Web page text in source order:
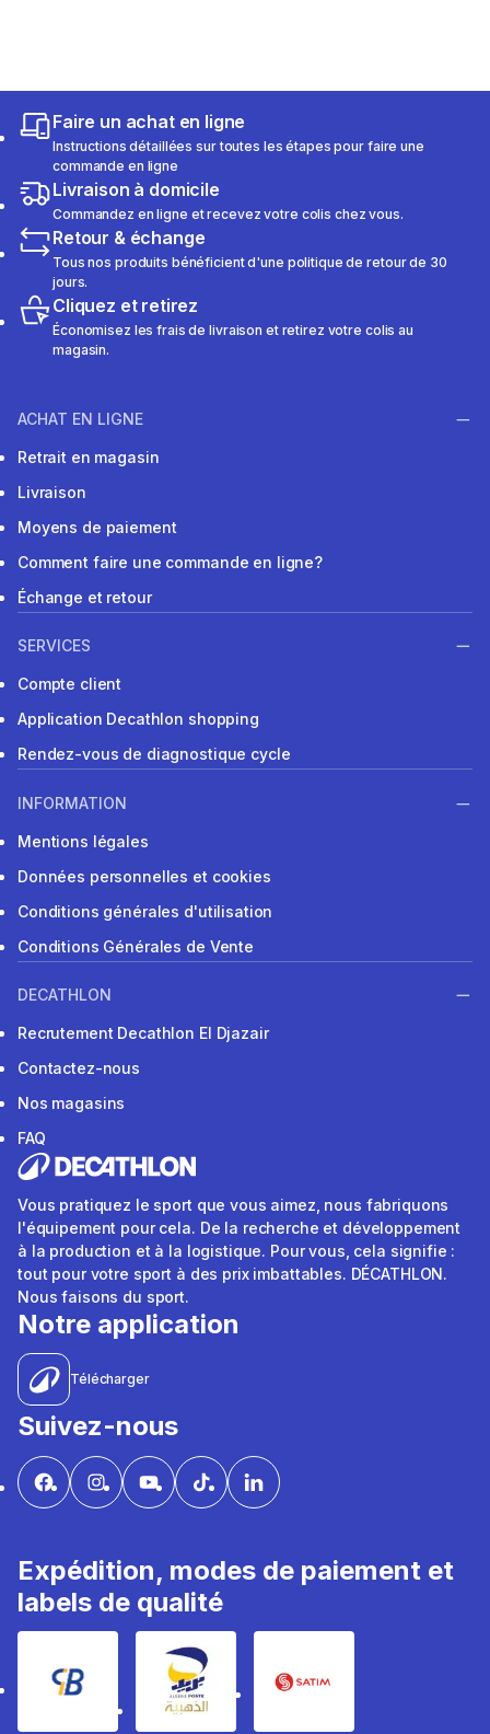
Faire un achat en ligne
Instructions détaillées sur toutes les étapes pour faire une
commande en ligne
Livraison à domicile
Commandez en ligne et recevez votre colis chez vous.
Retour & échange
Tous nos produits bénéficient d'une politique de retour de 30
jours.
Cliquez et retirez
Économisez les frais de livraison et retirez votre colis au
magasin.
ACHAT EN LIGNE
Retrait en magasin
Livraison
Moyens de paiement
Comment faire une commande en ligne?
Échange et retour
SERVICES
Compte client
Application Decathlon shopping
Rendez-vous de diagnostique cycle
INFORMATION
Mentions légales
Données personnelles et cookies
Conditions générales d'utilisation
Conditions Générales de Vente
DECATHLON
Recrutement Decathlon El Djazair
Contactez-nous
Nos magasins
FAQ
Vous pratiquez le sport que vous aimez, nous fabriquons
l'équipement pour cela. De la recherche et développement
à la production et à la logistique. Pour vous, cela signifie :
tout pour votre sport à des prix imbattables. DÉCATHLON.
Nous faisons du sport.
Notre application
Télécharger
Suivez-nous
Expédition, modes de paiement et
labels de qualité